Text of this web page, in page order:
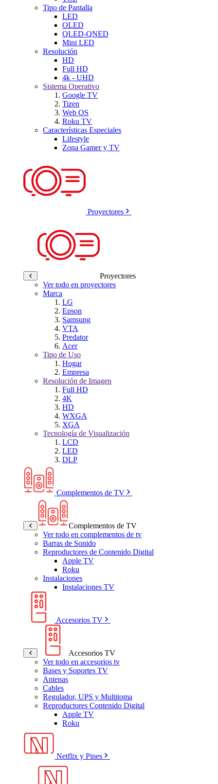
Tipo de Pantalla
LED
OLED
QLED-QNED
Mini LED
Resolución
HD
Full HD
4k - UHD
Sistema Operativo
Google TV
Tizen
Web OS
Roku TV
Características Especiales
Lifestyle
Zona Gamer y TV
Proyectores
Proyectores
Ver todo en proyectores
Marca
LG
Epson
Samsung
VTA
Predator
Acer
Tipo de Uso
Hogar
Empresa
Resolución de Imagen
Full HD
4K
HD
WXGA
XGA
Tecnología de Visualización
LCD
LED
DLP
Complementos de TV
Complementos de TV
Ver todo en complementos de tv
Barras de Sonido
Reproductores de Contenido Digital
Apple TV
Roku
Instalaciones
Instalaciones TV
Accesorios TV
Accesorios TV
Ver todo en accesorios tv
Bases y Soportes TV
Antenas
Cables
Regulador, UPS y Multitoma
Reproductores Contenido Digital
Apple TV
Roku
Netflix y Pines